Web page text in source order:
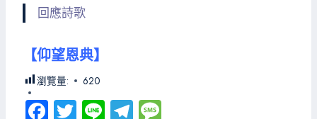
回應詩歌
【仰望恩典】
瀏覽量: 620
Fa T Li Te